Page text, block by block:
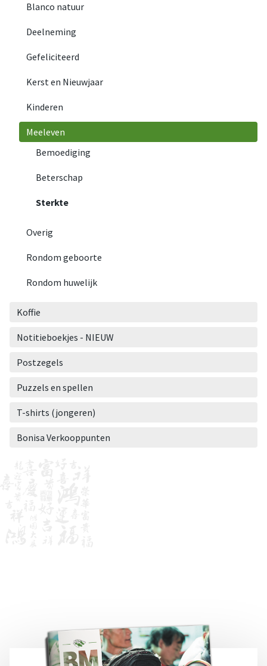
Blanco natuur
Deelneming
Gefeliciteerd
Kerst en Nieuwjaar
Kinderen
Meeleven
Bemoediging
Beterschap
Sterkte
Overig
Rondom geboorte
Rondom huwelijk
Koffie
Notitieboekjes - NIEUW
Postzegels
Puzzels en spellen
T-shirts (jongeren)
Bonisa Verkooppunten